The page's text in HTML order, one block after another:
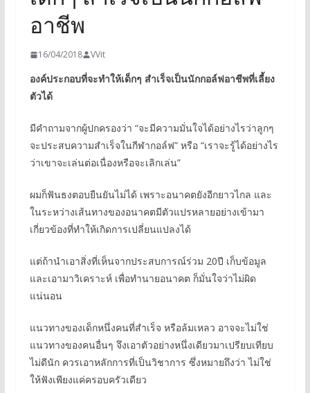
อาชีพ
16/04/2018 VVit
องค์ประกอบที่จะทำให้เด็กๆ สำเร็จเป็นนักกอล์ฟอาชีพที่เลี้ยง
ตัวได้
มีคำถามจากผู้ปกครองว่า “จะมีความมั่นใจได้อย่างไรว่าลูกๆ
จะประสบความสำเร็จในกีฬากอล์ฟ” หรือ “เราจะรู้ได้อย่างไร
ว่าเขาจะเล่นต่อเนื่องหรือจะเลิกเล่น”
ผมก็ฟันธงตอบยืนยันไม่ได้ เพราะอนาคตยังอีกยาวไกล และ
ในระหว่างเส้นทางของอนาคตมีตัวแปรหลายอย่างเข้ามา
เกี่ยวข้องที่ทำให้เกิดการเปลี่ยนแปลงได้
แต่ถ้านำเอาสิ่งที่เห็นจากประสบการณ์ร่วม 20ปี เก็บข้อมูล
และเอามาวิเคราะห์ เพื่อทำนายอนาคต ก็มั่นใจว่าไม่ผิด
แน่นอน
แนวทางของเด็กหนึ่งคนที่สำเร็จ หรือล้มเหลว อาจจะไม่ใช่
แนวทางของคนอื่นๆ จึงเอาตัวอย่างหนึ่งเดียวมาเปรียบเทียบ
ไม่ดีนัก ควรเอาหลักการที่เป็นวิชาการ ซึ่งหมายถึงว่า ไม่ใช่
ให้ฟังเพียงแค่ครอบครัวเดียว